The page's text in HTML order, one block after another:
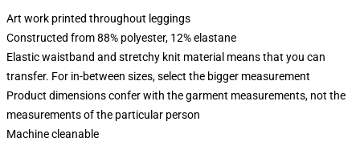
Art work printed throughout leggings
Constructed from 88% polyester, 12% elastane
Elastic waistband and stretchy knit material means that you can
transfer. For in-between sizes, select the bigger measurement
Product dimensions confer with the garment measurements, not the
measurements of the particular person
Machine cleanable